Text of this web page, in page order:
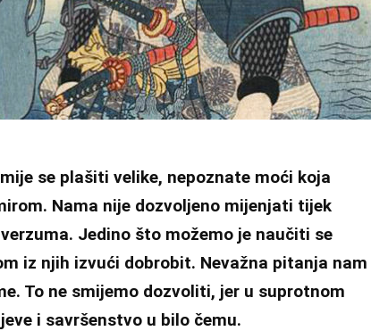
se plašiti velike, nepoznate moći koja
Nama nije dozvoljeno mijenjati tijek
Jedino što možemo je naučiti se
iz njih izvući dobrobit. Nevažna pitanja nam
To ne smijemo dozvoliti, jer u suprotnom
i savršenstvo u bilo čemu.